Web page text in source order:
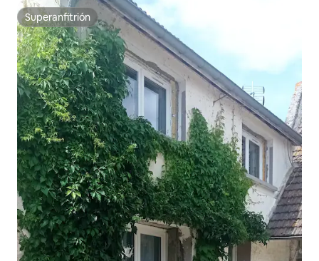
Superanfitrión
Superanfitrión